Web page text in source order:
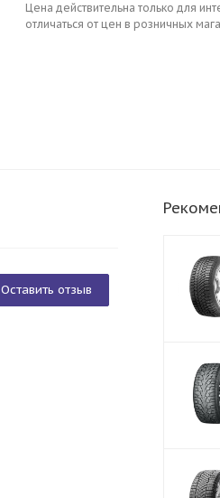
Цена действительна только для
отличаться от цен в розничных
Оставить отзыв